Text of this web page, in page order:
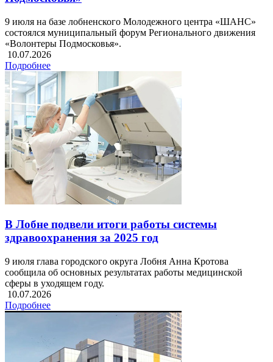
9 июля на базе лобненского Молодежного центра «ШАНС»
состоялся муниципальный форум Регионального движения
«Волонтеры Подмосковья».
10.07.2026
Подробнее
В Лобне подвели итоги работы системы
здравоохранения за 2025 год
9 июля глава городского округа Лобня Анна Кротова
сообщила об основных результатах работы медицинской
сферы в уходящем году.
10.07.2026
Подробнее